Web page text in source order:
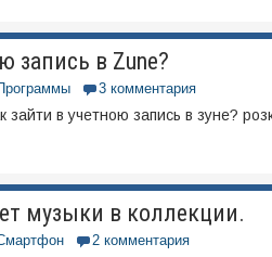
запись в Zune?
3 комментария
зайти в учетною запись в зуне?
музыки в коллекции.
2 комментария